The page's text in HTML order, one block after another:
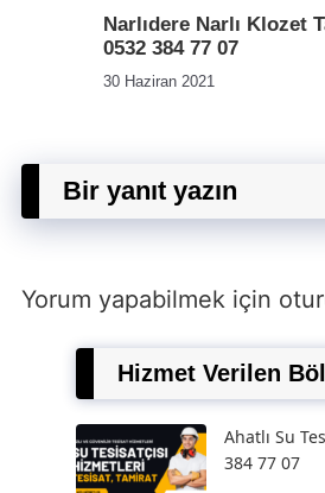
Narlıdere Narlı Klozet
0532 384 77 07
30 Haziran 2021
Bir yanıt yazın
Yorum yapabilmek için
Hizmet Verilen
Ahatlı Su
384 77 07